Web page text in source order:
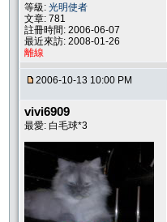
等級: 光明使者
文章: 781
註冊時間: 2006-06-07
最近來訪: 2008-01-26
離線
2006-10-13 10:00 PM
vivi6909
最愛: 白毛球*3